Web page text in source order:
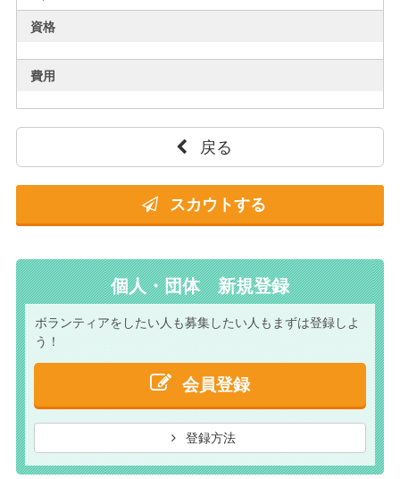
資格
費用
戻る
スカウトする
個人・団体 新規登録
ボランティアをしたい人も募集したい人もまずは登録しよ
う！
会員登録
登録方法